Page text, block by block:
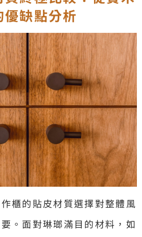
缺點分析
櫃的貼皮材質選擇對整體風
。面對琳瑯滿目的材料，如